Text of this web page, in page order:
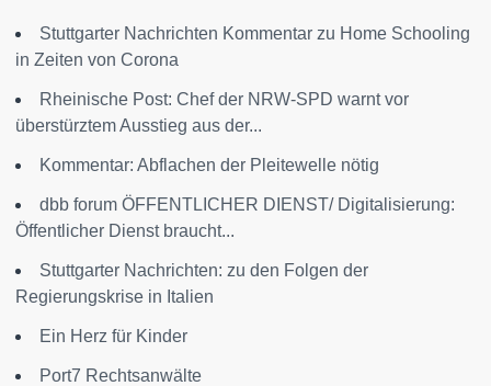
Stuttgarter Nachrichten Kommentar zu Home Schooling
in Zeiten von Corona
Rheinische Post: Chef der NRW-SPD warnt vor
überstürztem Ausstieg aus der...
Kommentar: Abflachen der Pleitewelle nötig
dbb forum ÖFFENTLICHER DIENST/ Digitalisierung:
Öffentlicher Dienst braucht...
Stuttgarter Nachrichten: zu den Folgen der
Regierungskrise in Italien
Ein Herz für Kinder
Port7 Rechtsanwälte